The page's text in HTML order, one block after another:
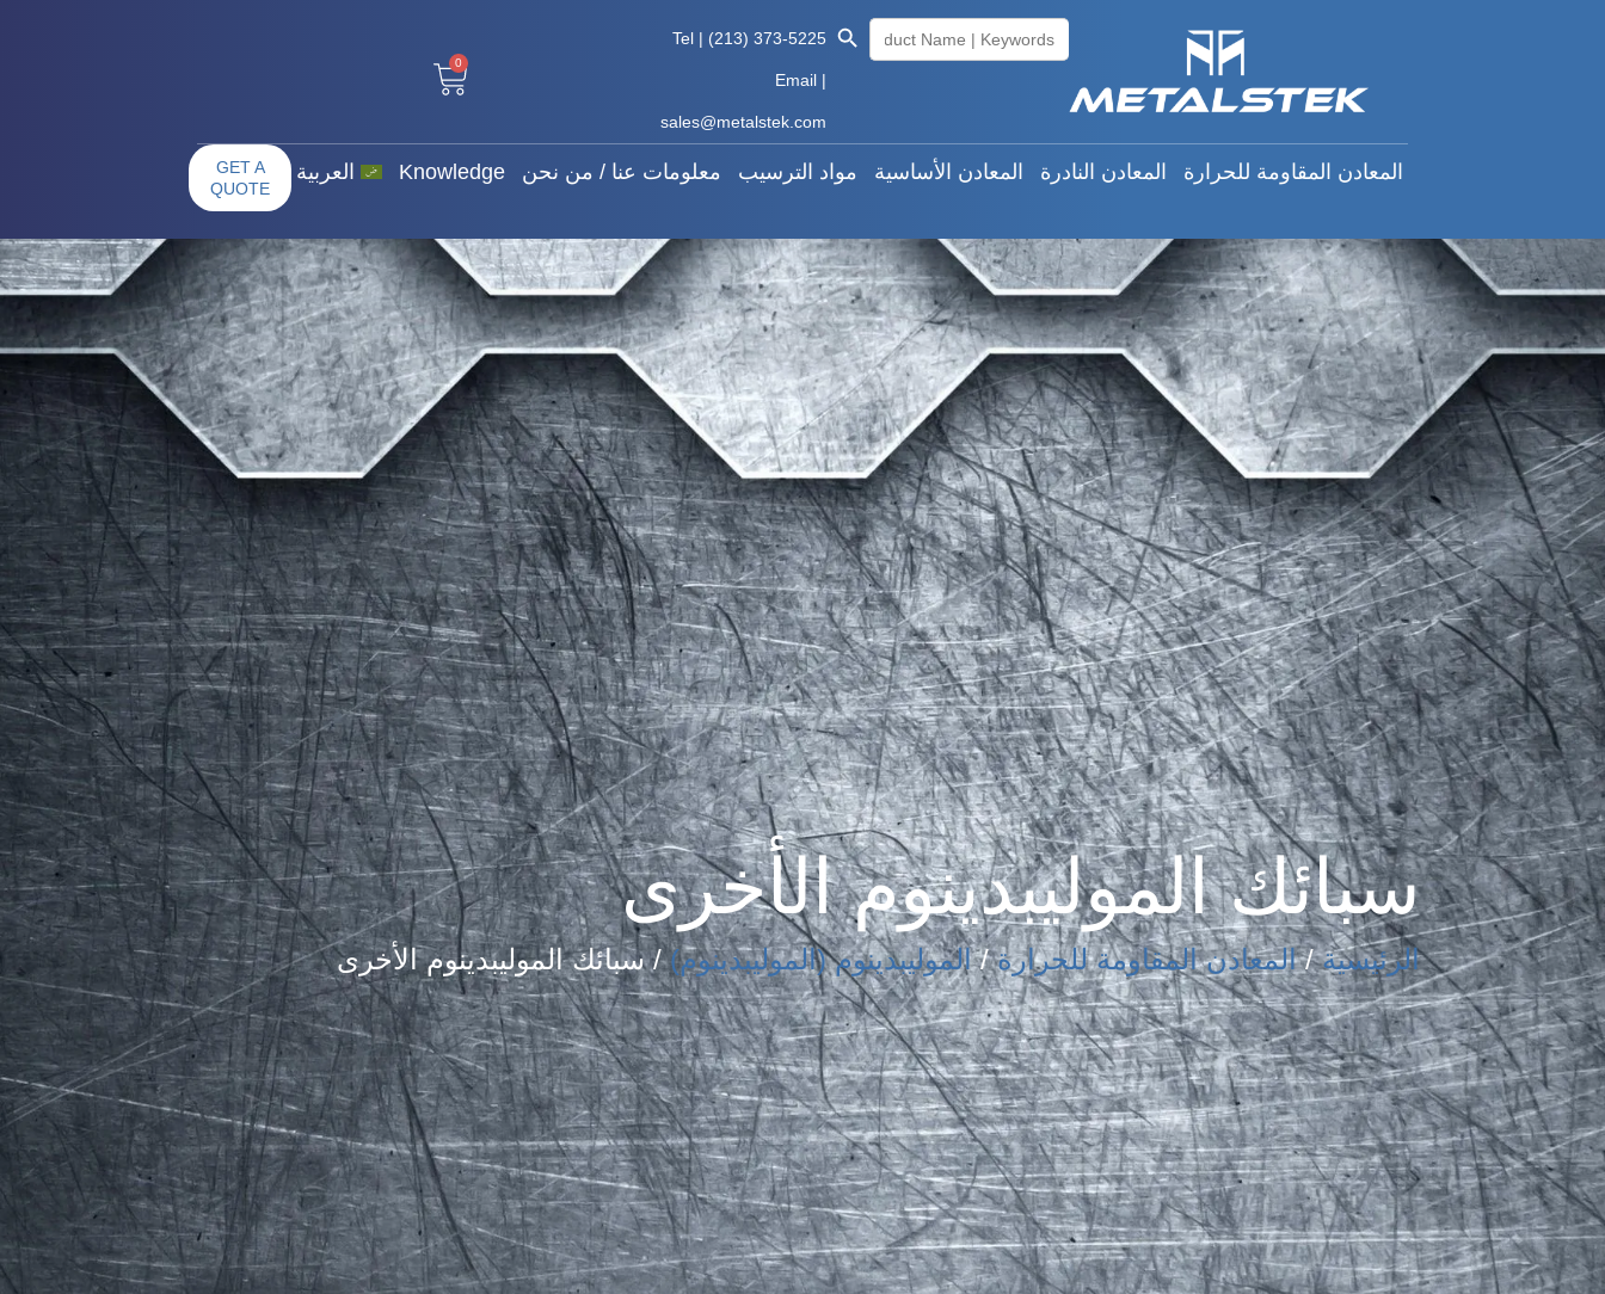
Search
for:
Search Button
Tel | (213) 373-5225
Email |
sales@metalstek.com
0
المعادن المقاومة للحرارة المعادن النادرة المعادن الأساسية مواد الترسيب معلومات عنا / من نحن Knowledge العربية
GET A
QUOTE
المعادن المقاومة للحرارة المعادن النادرة المعادن الأساسية مواد الترسيب
العربية
سبائك الموليبدينوم الأخرى
الرئيسية/المعادن المقاومة للحرارة/الموليبدينوم (الموليبدينوم)/ سبائك الموليبدينوم الأخرى